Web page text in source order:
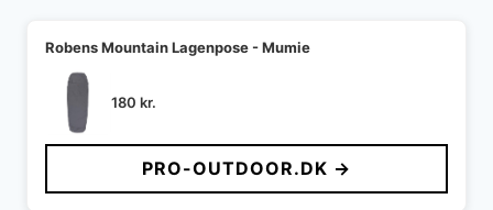
Robens Mountain Lagenpose - Mumie
180 kr.
PRO-OUTDOOR.DK →